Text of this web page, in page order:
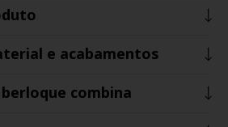
e acabamentos
combina